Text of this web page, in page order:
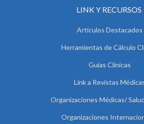
LINK Y RECURSOS
Artículos Destacados
Herramientas de Cálculo
Guías Clínicas
Link a Revistas
Organizaciones Médicas/
Organizaciones